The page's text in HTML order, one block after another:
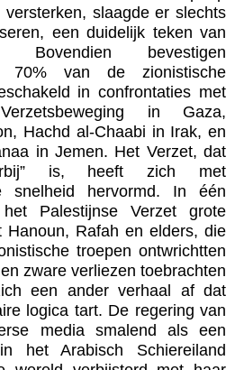
slaagde er slechts
een duidelijk teken van
Bovendien bevestigen
70% van de zionistische
in confrontaties met
in Gaza,
Hachd al-Chaabi in Irak, en
in Jemen. Het Verzet, dat
is, heeft zich met
snelheid hervormd. In één
Palestijnse Verzet grote
Hanoun, Rafah en elders, die
troepen ontwrichtten
en zware verliezen toebrachten.
een ander verhaal af dat
logica tart. De regering van
media smalend als een
het Arabisch Schiereiland